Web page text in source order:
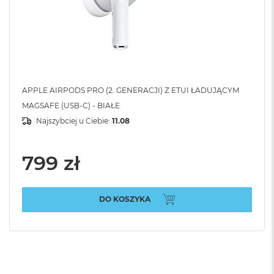
APPLE AIRPODS PRO (2. GENERACJI) Z ETUI ŁADUJĄCYM
MAGSAFE (USB-C) - BIAŁE
Najszybciej u Ciebie: 11.08
799 zł
DO KOSZYKA